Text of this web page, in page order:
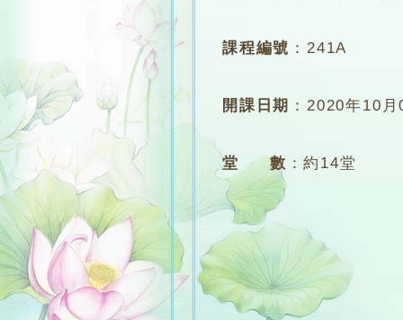
課程編號 ：241A
開課日期 ：2020年10月
堂 數 ：約14堂